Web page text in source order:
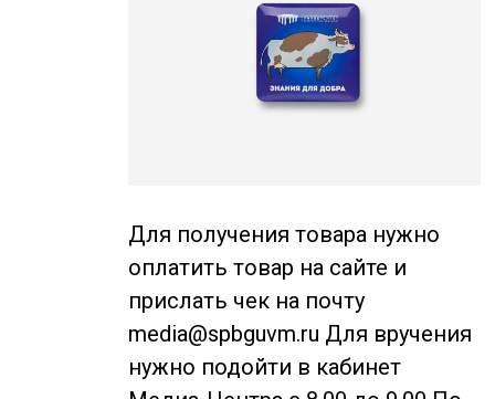
Для получения товара нужно
оплатить товар на сайте и
прислать чек на почту
media@spbguvm.ru Для вручения
нужно подойти в кабинет